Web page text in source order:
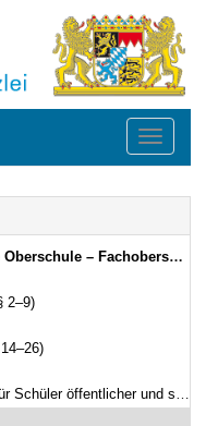
Toggle
– FOBOSO) Vom 28. August 2017 (GVBl. S. 451) BayRS 2236-7-1-K (§§ 1–44)
2–9)
anerkannter Beruflicher Oberschulen (§§ 27–37)